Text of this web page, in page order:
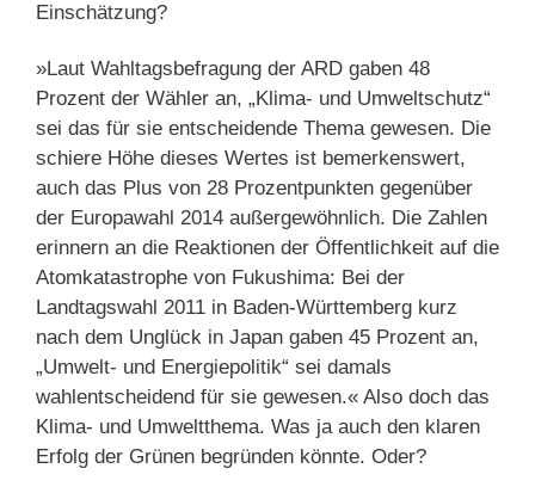
Einschätzung?
»Laut Wahltagsbefragung der ARD gaben 48
Prozent der Wähler an, „Klima- und Umweltschutz“
sei das für sie entscheidende Thema gewesen. Die
schiere Höhe dieses Wertes ist bemerkenswert,
auch das Plus von 28 Prozentpunkten gegenüber
der Europawahl 2014 außergewöhnlich. Die Zahlen
erinnern an die Reaktionen der Öffentlichkeit auf die
Atomkatastrophe von Fukushima: Bei der
Landtagswahl 2011 in Baden-Württemberg kurz
nach dem Unglück in Japan gaben 45 Prozent an,
„Umwelt- und Energiepolitik“ sei damals
wahlentscheidend für sie gewesen.« Also doch das
Klima- und Umweltthema. Was ja auch den klaren
Erfolg der Grünen begründen könnte. Oder?